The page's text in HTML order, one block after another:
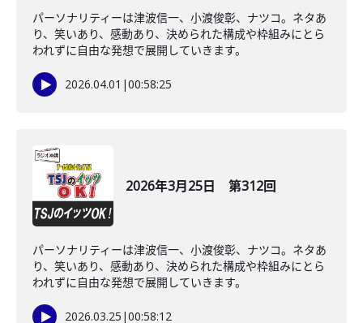
パーソナリティーは津波信一、小渡俊彰、ナツコ。ネタあ
り、笑いあり、感動あり、決められた構成や枠組みにとら
われずに自由な発想で展開していきます。
2026.04.01 |00:58:25
2026年3月25日 第312回
パーソナリティーは津波信一、小渡俊彰、ナツコ。ネタあ
り、笑いあり、感動あり、決められた構成や枠組みにとら
われずに自由な発想で展開していきます。
2026.03.25 |00:58:12